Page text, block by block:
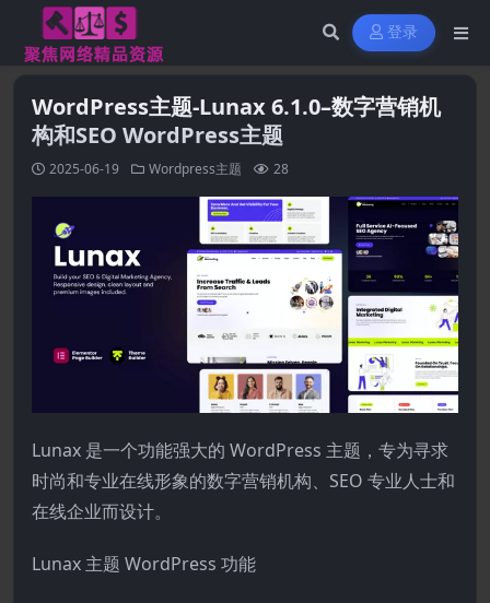
登录
WordPress主题-Lunax 6.1.0–数字营销机
构和SEO WordPress主题
2025-06-19 Wordpress主题 28
Lunax 是一个功能强大的 WordPress 主题，专为寻求
时尚和专业在线形象的数字营销机构、SEO 专业人士和
在线企业而设计。
Lunax 主题 WordPress 功能